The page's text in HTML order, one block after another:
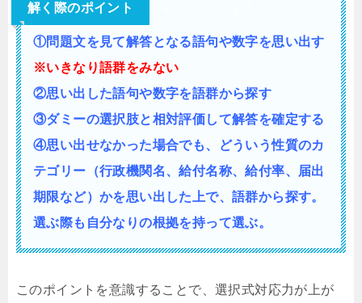
解く際のポイント
①問題文を見て解答となる語句や数字を思い出す
※いきなり語群をみない
②思い出した語句や数字を語群から探す
③ダミーの選択肢と相対評価して解答を確定する
④思い出せなかった場合でも、どういう性質のカ
テゴリー（行政機関名、給付名称、給付率、届出
期限など）かを思い出した上で、語群から探す。
選ぶ際も自分なりの根拠を持って選ぶ。
このポイントを意識することで、選択式対応力が上が